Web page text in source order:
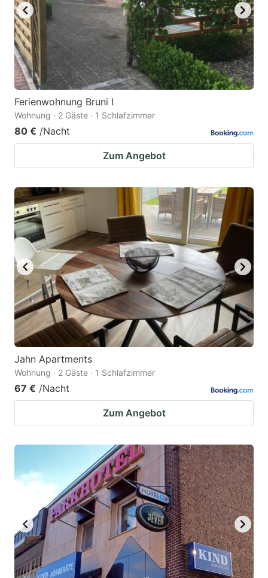
Ferienwohnung Bruni I
Wohnung · 2 Gäste · 1 Schlafzimmer
80 € /Nacht
Zum Angebot
Jahn Apartments
Wohnung · 2 Gäste · 1 Schlafzimmer
67 € /Nacht
Zum Angebot